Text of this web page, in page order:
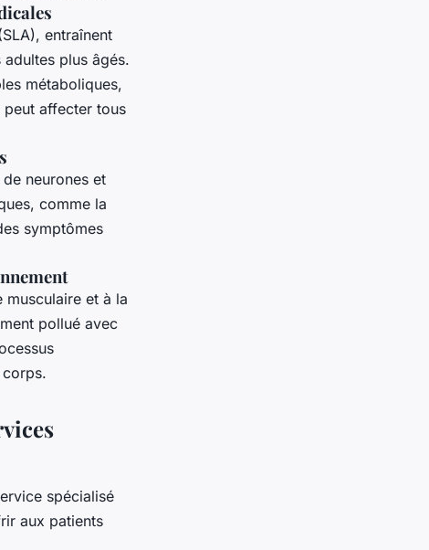
entraînent
plus âgés.
métaboliques,
affecter tous
neurones et
comme la
symptômes
et à la
pollué avec
spécialisé
aux patients